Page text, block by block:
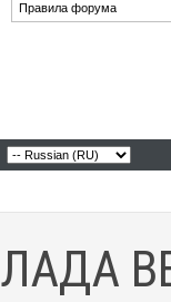
Правила форума
ЛАДА